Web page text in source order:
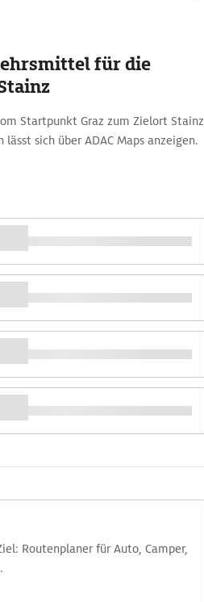
für die
Startpunkt Graz zum Zielort Stainz
sich über ADAC Maps anzeigen.
Routen­planer für Auto, Camper,